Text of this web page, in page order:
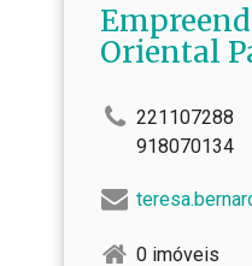
Oriental
221107288
918070134
0 imóveis